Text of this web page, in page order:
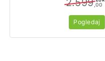
2.599 ,00
Pogledaj